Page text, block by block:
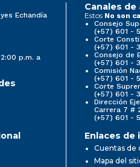
Echandía
p.m. a
Canales
Estos No son
Consejo
(+57) 601 -
Corte
(+57) 601 -
Consejo de
(+57) 601 -
Comisión
(+57) 601 -
Corte
(+57) 601 -
Dirección
Carrera 7 #
(+57) 601 -
Enlaces de
Cuentas de
Mapa del